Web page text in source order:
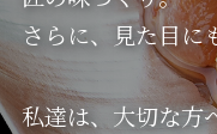
さらに、見た目に
私達は、大切な方